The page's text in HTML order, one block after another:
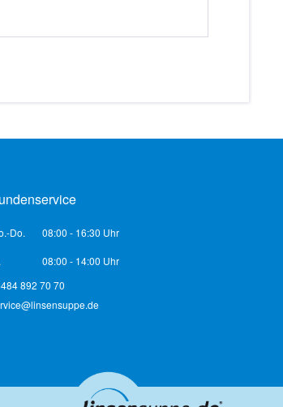
Do. 08:00 - 16:30 Uhr
08:00 - 14:00 Uhr
892 70 70